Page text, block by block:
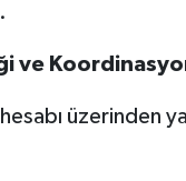
ve
üzerinden